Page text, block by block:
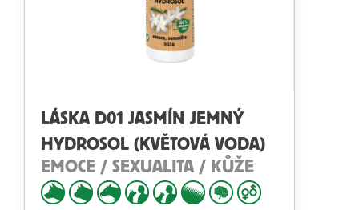
LÁSKA D01 JASMÍN JEMNÝ
HYDROSOL (KVĚTOVÁ VODA)
EMOCE / SEXUALITA / KŮŽE